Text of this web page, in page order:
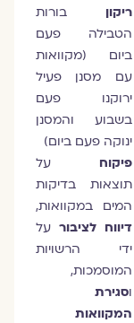
ריקון
בורות
הטבילה פעם
ביום (מקוואות
עם מסנן פעיל
ירוקנו פעם
בשבוע והמסנן
ינוקה פעם ביום)
פיקוחעל
תוצאות בדיקות
המים במקוואות,
דיווח לציבורעל
ידי הרשויות
המוסמכות,
סגירת
המקוואות